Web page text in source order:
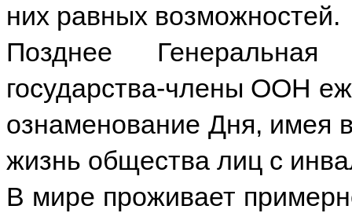
них равных возможностей.
Позднее
государства-члены ООН
ознаменование Дня, имея
жизнь общества лиц с
В мире проживает